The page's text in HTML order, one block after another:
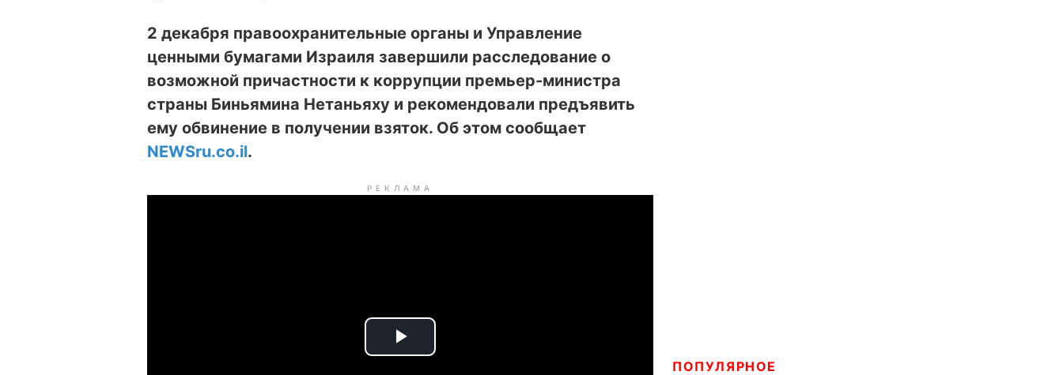
2 декабря правоохранительные органы и Управление
ценными бумагами Израиля завершили расследование о
возможной причастности к коррупции премьер-министра
страны Биньямина Нетаньяху и рекомендовали предъявить
ему обвинение в получении взяток. Об этом сообщает
NEWSru.co.il.
РЕКЛАМА
P
ПОПУЛЯРНОЕ